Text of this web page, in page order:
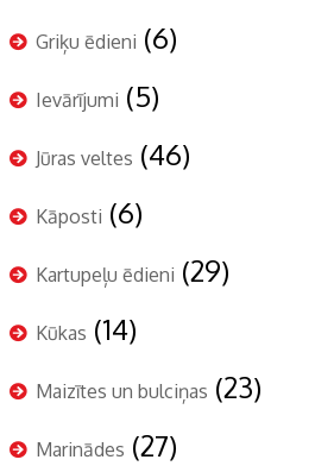
Griķu ēdieni (6)
Ievārījumi (5)
Jūras veltes (46)
Kāposti (6)
Kartupeļu ēdieni (29)
Kūkas (14)
Maizītes un bulciņas (23)
Marinādes (27)